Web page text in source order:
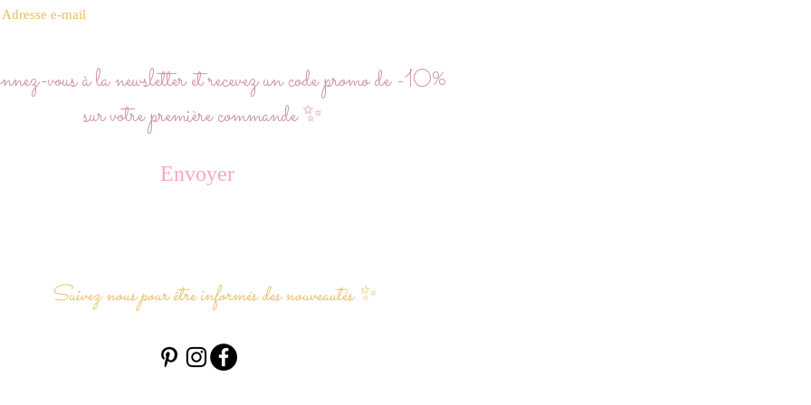
Envoyer
vous à la newsletter et recevez un code promo de -10%
sur votre première commande ✨
Suivez nous pour être informés des nouveautés ✨